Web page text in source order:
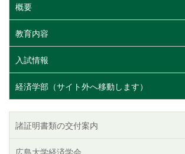
概要
教育内容
入試情報
経済学部（サイト外へ移動します）
諸証明書類の交付案内